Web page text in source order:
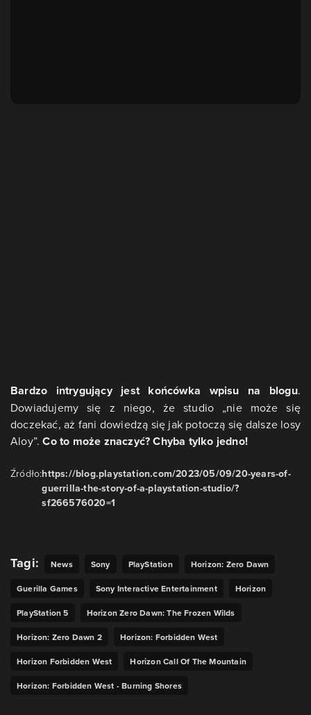
Bardzo intrygujący jest końcówka wpisu na blogu.
Dowiadujemy się z niego, że studio „nie może się
doczekać, aż fani dowiedzą się jak potoczą się dalsze losy
Aloy”.Co to może znaczyć? Chyba tylko jedno!
Źródło:https://blog.playstation.com/2023/05/09/20-years-of-
guerrilla-the-story-of-a-playstation-studio/?
sf266576020=1
Tagi: News Sony PlayStation Horizon: Zero Dawn
Guerilla Games Sony Interactive Entertainment Horizon
PlayStation 5 Horizon Zero Dawn: The Frozen Wilds
Horizon: Zero Dawn 2 Horizon: Forbidden West
Horizon Forbidden West Horizon Call Of The Mountain
Horizon: Forbidden West - Burning Shores